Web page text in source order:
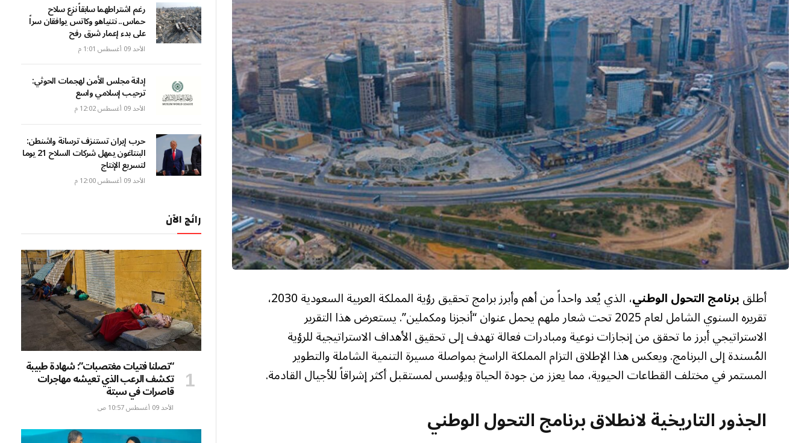
أطلقبرنامج التحول الوطني
، الذي يُعد واحداً من أهم وأبرز برامج تحقيق رؤية المملكة العربية السعودية 2030،
تقريره السنوي الشامل لعام 2025 تحت شعار ملهم يحمل عنوان “أنجزنا ومكملين”. يستعرض هذا التقرير
الاستراتيجي أبرز ما تحقق من إنجازات نوعية ومبادرات فعالة تهدف إلى تحقيق الأهداف الاستراتيجية للرؤية
المُسندة إلى البرنامج. ويعكس هذا الإطلاق التزام المملكة الراسخ بمواصلة مسيرة التنمية الشاملة والتطوير
المستمر في مختلف القطاعات الحيوية، مما يعزز من جودة الحياة ويؤسس لمستقبل أكثر إشراقاً للأجيال القادمة.
الجذور التاريخية لانطلاق برنامج التحول الوطني
رغم اشتراطهما سابقاً نزع سلاح
حماس.. نتنياهو وكاتس يوافقان سراً
على بدء إعمار شرق رفح
الأحد 09 أغسطس 1:01 م
إدانة مجلس الأمن لهجمات الحوثي:
ترحيب إسلامي واسع
الأحد 09 أغسطس 12:02 م
حرب إيران تستنزف ترسانة واشنطن:
البنتاغون يمهل شركات السلاح 21 يوما
لتسريع الإنتاج
الأحد 09 أغسطس 12:00 م
رائج الآن
“تصلنا فتيات مغتصبات”: شهادة طبيبة
تكشف الرعب الذي تعيشه مهاجرات
قاصرات في سبتة
الأحد 09 أغسطس 10:57 ص